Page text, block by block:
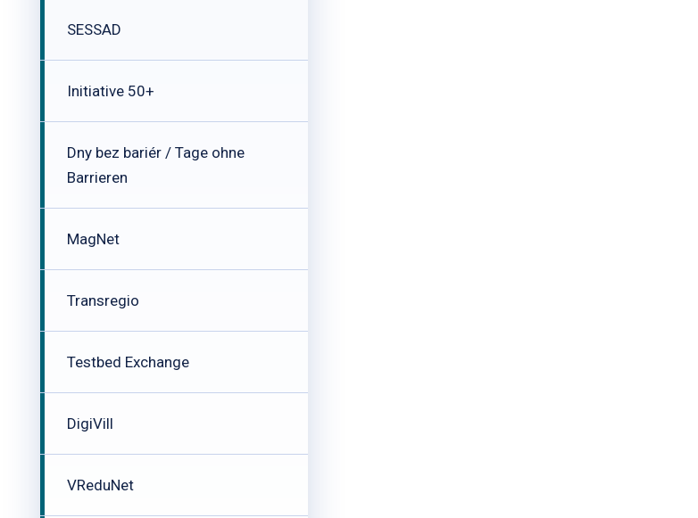
SESSAD
Initiative 50+
Dny bez bariér / Tage ohne
Barrieren
MagNet
Transregio
Testbed Exchange
DigiVill
VReduNet